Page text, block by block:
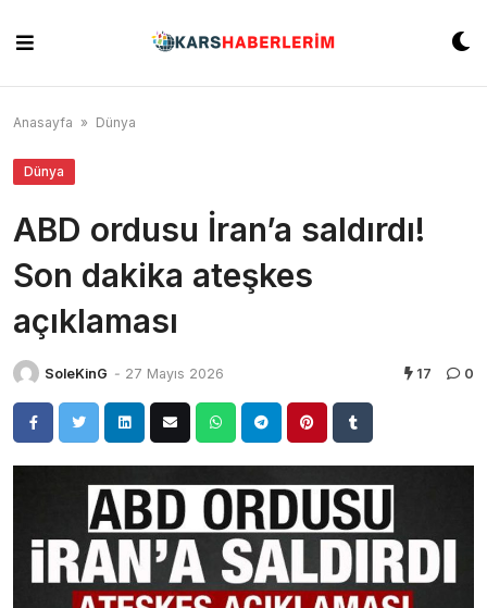
content
Anasayfa » Dünya
Dünya
ABD ordusu İran’a saldırdı!
Son dakika ateşkes
açıklaması
SoleKinG - 27 Mayıs 2026 17 0